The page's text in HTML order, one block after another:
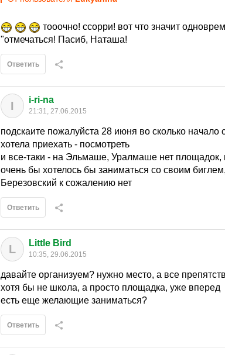
тооочно! ссорри! вот что значит
"отмечаться! Пасиб, Наташа!
Ответить
I i-ri-na
21:31, 27.06.2015
подскаите пожалуйста 28 июня во сколько начало
хотела приехать - посмотреть
и все-таки - на Эльмаше, Уралмаше нет
очень бы хотелось бы заниматься со своим
Березовский к сожалению нет
Ответить
L Little Bird
10:35, 29.06.2015
давайте организуем? нужно место, а все
хотя бы не школа, а просто площадка, уже вперед
есть еще желающие заниматься?
Ответить